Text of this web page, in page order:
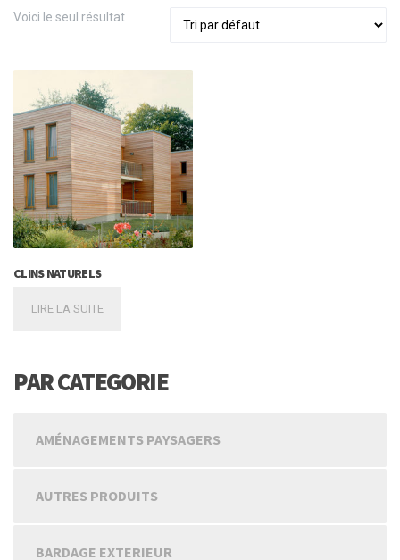
Voici le seul résultat
CLINS NATURELS
LIRE LA SUITE
PAR CATEGORIE
AMÉNAGEMENTS PAYSAGERS
AUTRES PRODUITS
BARDAGE EXTERIEUR